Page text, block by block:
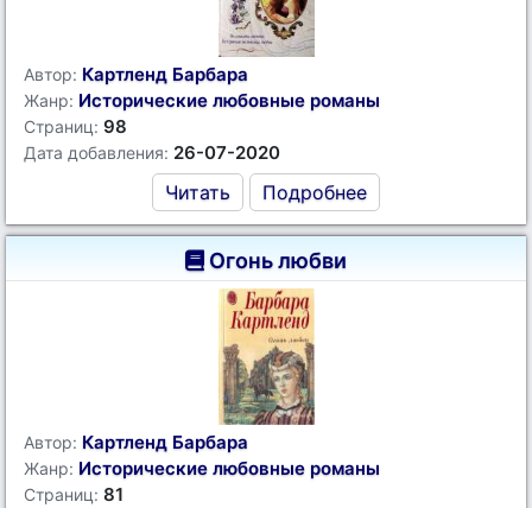
Автор: Картленд Барбара
Жанр: Исторические любовные романы
Страниц: 98
Дата добавления: 26-07-2020
Читать Подробнее
Огонь любви
Автор: Картленд Барбара
Жанр: Исторические любовные романы
Страниц: 81